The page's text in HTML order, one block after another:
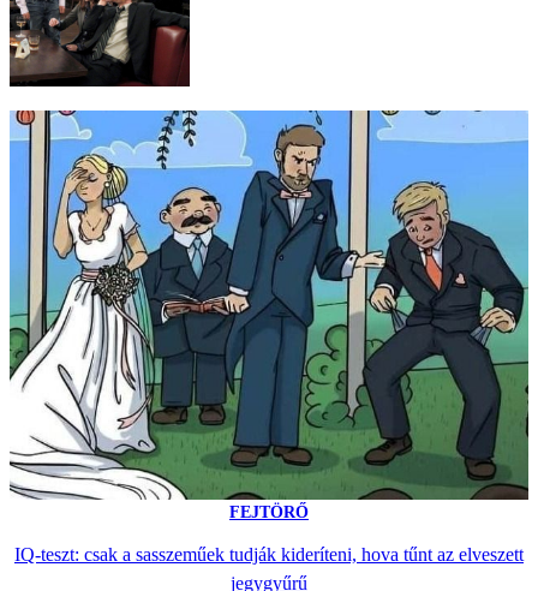
FEJTÖRŐ
IQ-teszt: csak a sasszeműek tudják kideríteni, hova tűnt az elveszett
jegygyűrű